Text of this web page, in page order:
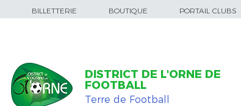
BILLETTERIE BOUTIQUE PORTAIL CLUBS
DISTRICT DE L'ORNE DE
FOOTBALL
Terre de Football